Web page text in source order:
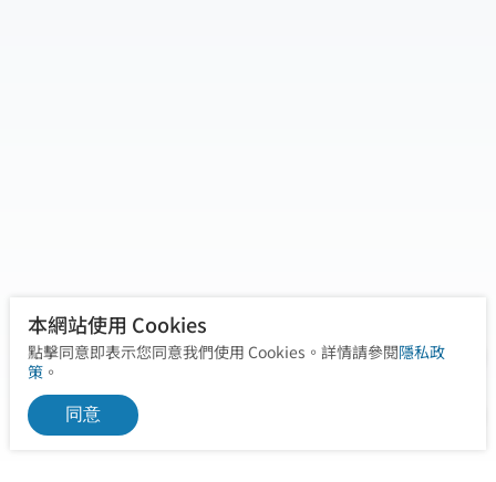
本網站使用 Cookies
點擊同意即表示您同意我們使用 Cookies。詳情請參閱隱私政
策。
同意